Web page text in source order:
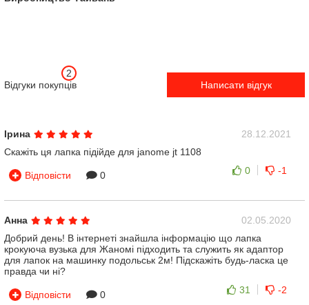
Відгуки покупців
2
Написати відгук
Ірина
28.12.2021
Скажіть ця лапка підійде для janome jt 1108
Відповісти 0 0 -1
Анна
02.05.2020
Добрий день! В інтернеті знайшла інформацію що лапка
крокуюча вузька для Жаномі підходить та служить як адаптор
для лапок на машинку подольськ 2м! Підскажіть будь-ласка це
правда чи ні?
Відповісти 0 31 -2